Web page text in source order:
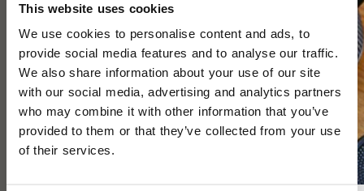
This website uses cookies
We use cookies to personalise content and ads, to
provide social media features and to analyse our traffic.
We also share information about your use of our site
with our social media, advertising and analytics partners
who may combine it with other information that you’ve
provided to them or that they’ve collected from your use
of their services.
Selected by Tehuset Java
Benegiamo Skål Spruzzi Turkos
19cm
Handgjord skål från Italien i robust keramik. Unikt handmålad i
klassiskt spruzzimönster med turkosa stänk.